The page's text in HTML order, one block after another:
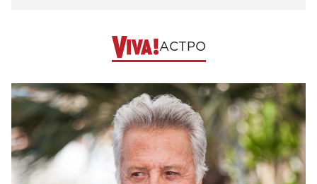
АСТРО